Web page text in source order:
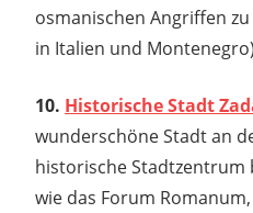
osmanischen Angriffen
in Italien und
10. Historische Stadt
wunderschöne Stadt an
historische
wie das Forum